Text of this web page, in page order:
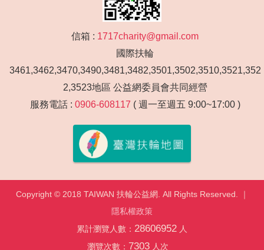
信箱 : 1717charity@gmail.com
國際扶輪
3461,3462,3470,3490,3481,3482,3501,3502,3510,3521,352
2,3523地區 公益網委員會共同經營
服務電話 : 0906-608117 ( 週一至週五 9:00~17:00 )
Copyright © 2018 TAIWAN 扶輪公益網. All Rights Reserved. ｜
隱私權政策
累計瀏覽人數： 28606952 人
瀏覽次數： 7303 人次